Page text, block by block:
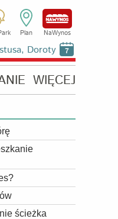
Plan NaWynos
Doroty 7
WIĘCEJ
ścieżka